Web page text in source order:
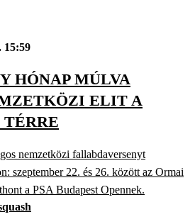
15:59
HÓNAP MÚLVA
ELIT A
nemzetközi fallabdaversenyt
szeptember 22. és 26. között az Ormai
a PSA Budapest Opennek.